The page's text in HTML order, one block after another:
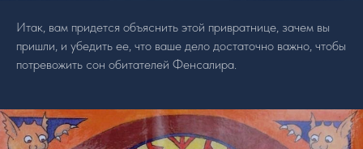
Итак, вам придется объяснить этой привратнице, зачем вы
пришли, и убедить ее, что ваше дело достаточно важно, чтобы
потревожить сон обитателей Фенсалира.